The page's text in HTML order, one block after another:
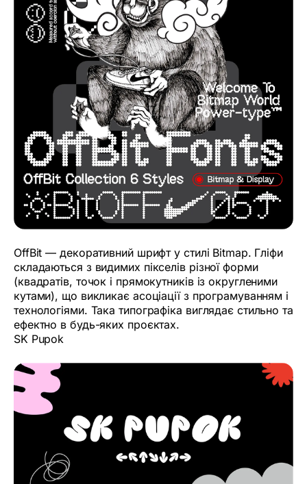
OffBit — декоративний шрифт у стилі Bitmap. Гліфи
складаються з видимих пікселів різної форми
(квадратів, точок і прямокутників із округленими
кутами), що викликає асоціації з програмуванням і
технологіями. Така типографіка виглядає стильно та
ефектно в будь-яких проєктах.
SK Pupok